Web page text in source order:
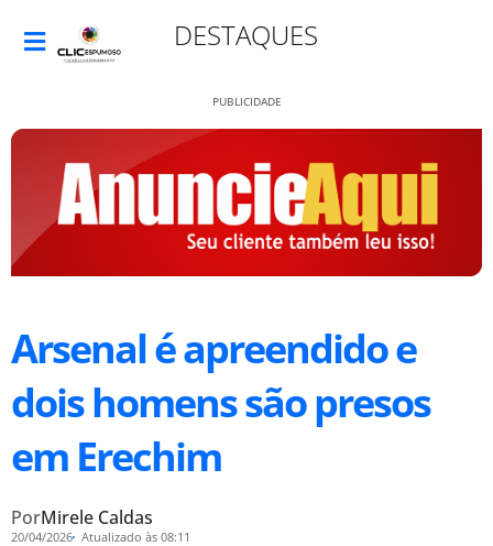
DESTAQUES
PUBLICIDADE
Arsenal é apreendido e
dois homens são presos
em Erechim
PorMirele Caldas
20/04/2026 Atualizado às 08:11